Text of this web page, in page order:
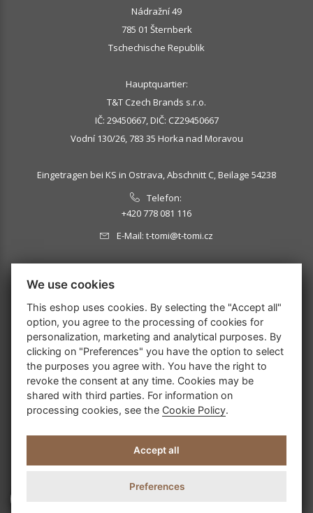
Nádražní 49
785 01 Šternberk
Tschechische Republik
Hauptquartier:
T&T Czech Brands s.r.o.
IČ: 29450667, DIČ: CZ29450667
Vodní 130/26, 783 35 Horka nad Moravou
Eingetragen bei KS in Ostrava, Abschnitt C, Beilage 54238
Telefon:
+420 778 081 116
E-Mail: t-tomi@t-tomi.cz
OK
We use cookies
This eshop uses cookies. By selecting the "Accept all"
option, you agree to the processing of cookies for
personalization, marketing and analytical purposes. By
clicking on "Preferences" you have the option to select
the purposes you agree with. You have the right to
revoke the consent at any time. Cookies may be
shared with third parties. For information on
processing cookies, see the Cookie Policy.
Accept all
Preferences